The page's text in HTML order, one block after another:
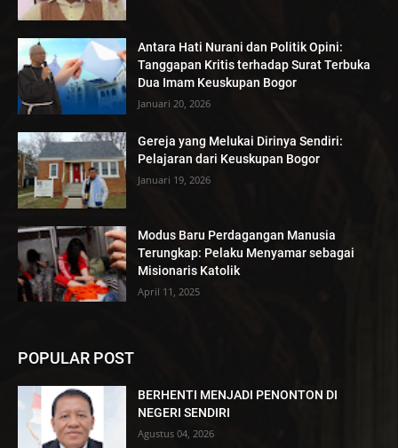
Antara Hati Nurani dan Politik Opini:
Tanggapan Kritis terhadap Surat Terbuka
Dua Imam Keuskupan Bogor
Januari 20, 2026
Gereja yang Melukai Dirinya Sendiri:
Pelajaran dari Keuskupan Bogor
Januari 19, 2026
Modus Baru Perdagangan Manusia
Terungkap: Pelaku Menyamar sebagai
Misionaris Katolik
April 11, 2025
POPULAR POST
BERHENTI MENJADI PENONTON DI
NEGERI SENDIRI
Agustus 04, 2026